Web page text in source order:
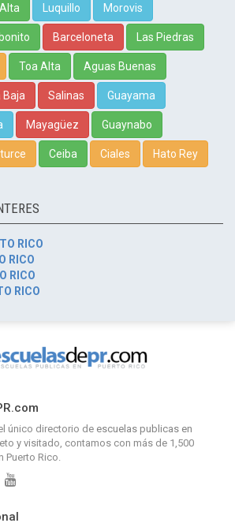
Luquillo Morovis
Barceloneta Las Piedras
Toa Alta Aguas Buenas
Baja Salinas Guayama
Mayagüez Guaynabo
Ceiba Ciales Hato Rey
RICO
RICO
RICO
RICO
único directorio de escuelas publicas en
y visitado, contamos con más de 1,500
Puerto Rico.